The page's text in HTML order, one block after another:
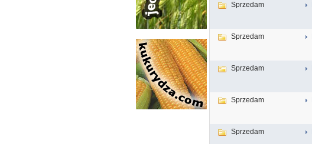
Sprzedam
Sprzedam
Sprzedam
Sprzedam
Sprzedam